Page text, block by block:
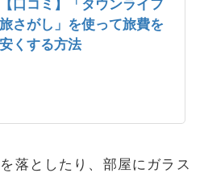
【口コミ】「タウンライフ
旅さがし」を使って旅費を
安くする方法
落としたり、部屋にガラス